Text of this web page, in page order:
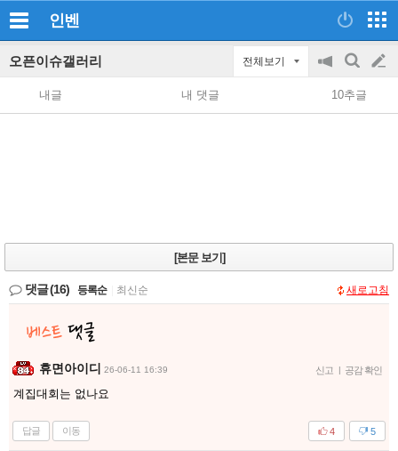
인벤
오픈이슈갤러리 전체보기
공
지
on/off
검
색
글
쓰
내글 내 댓글 10추글
[본문 보기]
댓글(16) 등록순 최신순 새로고침
휴면아이디 26-06-11 16:39 신고 | 공감 확인
계집대회는 없나요
답글 이동 5
4